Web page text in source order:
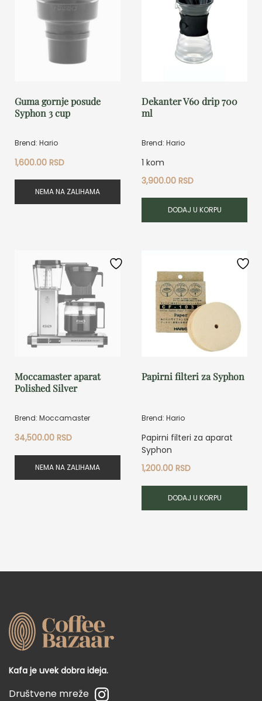
Guma gornje posude
Syphon 3 cup
Brend: Hario
1,600.00 RSD
NEMA NA ZALIHAMA
Dekanter V60 drip 700
ml
Brend: Hario
1 kom
3,900.00RSD
DODAJ U KORPU
Moccamaster aparat
Polished Silver
Brend: Moccamaster
34,500.00 RSD
NEMA NA ZALIHAMA
Papirni filteri za Syphon
Brend: Hario
Papirni filteri za aparat
Syphon
1,200.00RSD
DODAJ U KORPU
Kafa je uvek dobra ideja.
Društvene mreže